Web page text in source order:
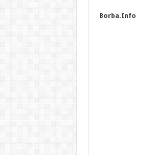
Borba.Info